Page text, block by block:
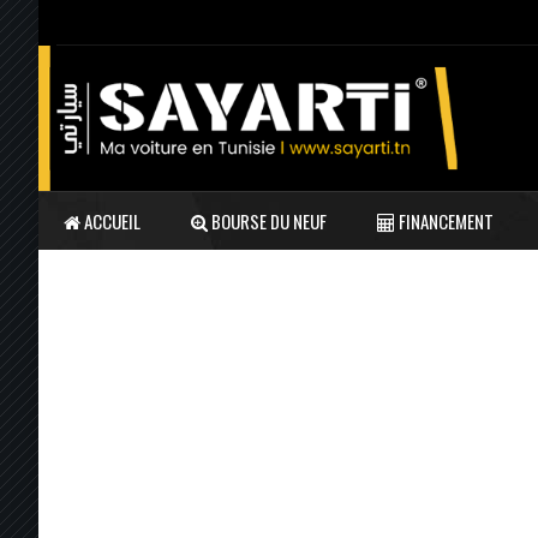
ACCUEIL BOURSE DU NEUF FINANCEMENT